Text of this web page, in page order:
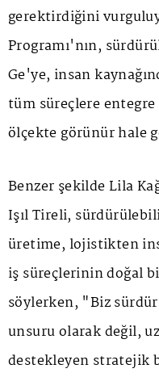
gerektirdiğini
Programı'nın,
Ge'ye, insan
tüm süreçlere entegre
ölçekte görünür hale
Benzer şekilde Lila
Işıl Tireli,
üretime, lojistikten
iş süreçlerinin doğal
söylerken, "Biz
unsuru olarak değil,
destekleyen stratejik